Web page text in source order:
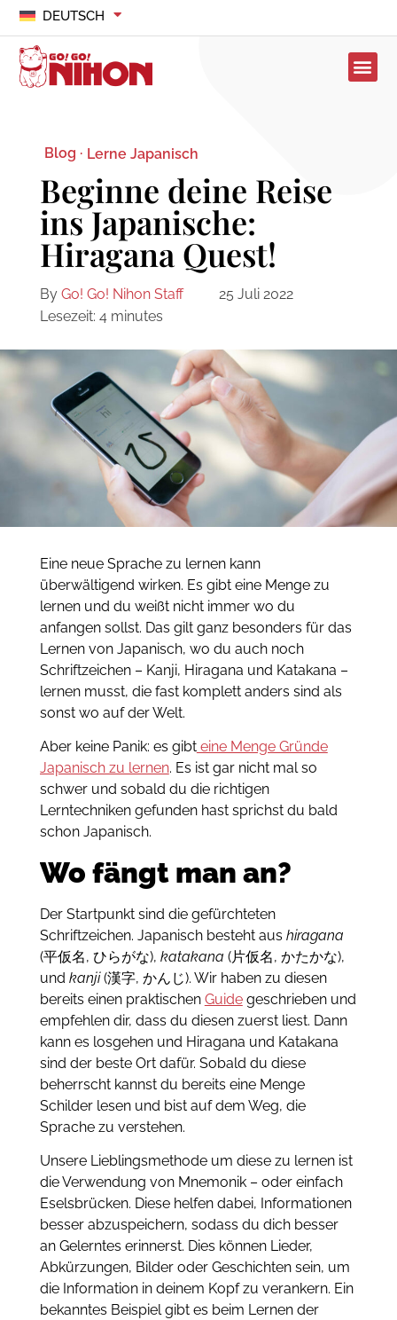
DEUTSCH
Blog · Lerne Japanisch
Beginne deine Reise
ins Japanische:
Hiragana Quest!
By Go! Go! Nihon Staff
25 Juli 2022
Lesezeit: 4 minutes
Eine neue Sprache zu lernen kann
überwältigend wirken. Es gibt eine Menge zu
lernen und du weißt nicht immer wo du
anfangen sollst. Das gilt ganz besonders für das
Lernen von Japanisch, wo du auch noch
Schriftzeichen – Kanji, Hiragana und Katakana –
lernen musst, die fast komplett anders sind als
sonst wo auf der Welt.
Aber keine Panik: es gibteine Menge Gründe
Japanisch zu lernen. Es ist gar nicht mal so
schwer und sobald du die richtigen
Lerntechniken gefunden hast sprichst du bald
schon Japanisch.
Wo fängt man an?
Der Startpunkt sind die gefürchteten
Schriftzeichen. Japanisch besteht aus hiragana
(平仮名, ひらがな), katakana (片仮名, かたかな),
und kanji(漢字, かんじ). Wir haben zu diesen
bereits einen praktischen Guidegeschrieben und
empfehlen dir, dass du diesen zuerst liest. Dann
kann es losgehen und Hiragana und Katakana
sind der beste Ort dafür. Sobald du diese
beherrscht kannst du bereits eine Menge
Schilder lesen und bist auf dem Weg, die
Sprache zu verstehen.
Unsere Lieblingsmethode um diese zu lernen ist
die Verwendung von Mnemonik – oder einfach
Eselsbrücken. Diese helfen dabei, Informationen
besser abzuspeichern, sodass du dich besser
an Gelerntes erinnerst. Dies können Lieder,
Abkürzungen, Bilder oder Geschichten sein, um
die Information in deinem Kopf zu verankern. Ein
bekanntes Beispiel gibt es beim Lernen der